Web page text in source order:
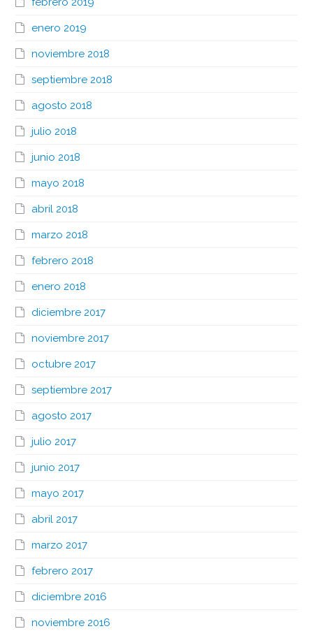
enero 2019
noviembre 2018
septiembre 2018
agosto 2018
julio 2018
junio 2018
mayo 2018
abril 2018
marzo 2018
febrero 2018
enero 2018
diciembre 2017
noviembre 2017
octubre 2017
septiembre 2017
agosto 2017
julio 2017
junio 2017
mayo 2017
abril 2017
marzo 2017
febrero 2017
diciembre 2016
noviembre 2016